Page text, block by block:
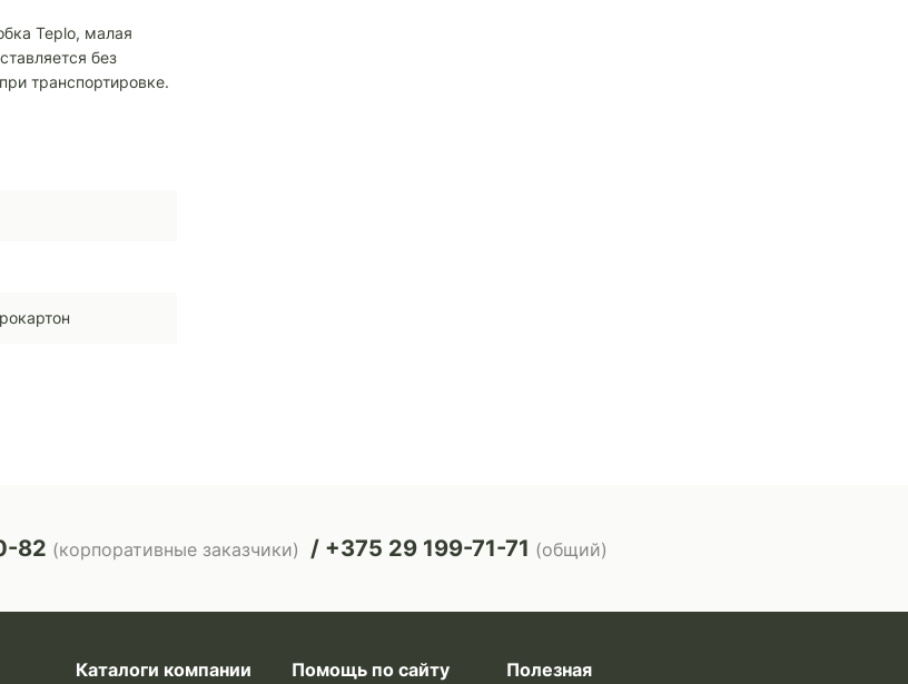
Teplo, малая
без
транспортировке.
82 (корпоративные заказчики) +375 29 199-71-71 (общий)
Каталоги компании Помощь по сайту
Полезная